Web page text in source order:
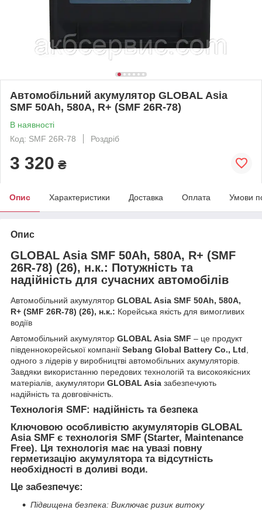
Автомобільний акумулятор GLOBAL Asia
SMF 50Ah, 580A, R+ (SMF 26R-78)
В наявності
Код: SMF 26R-78
Роздріб
3 320 ₴
Опис Характеристики Доставка Оплата Умови
Опис
GLOBAL Asia SMF 50Ah, 580A, R+ (SMF
26R-78) (26), н.к.: Потужність та
надійність для сучасних автомобілів
Автомобільний акумулятор GLOBAL Asia SMF 50Ah, 580A,
R+ (SMF 26R-78) (26), н.к.: Корейська якість для вимогливих
водіїв
Автомобільний акумулятор GLOBAL Asia SMF – це продукт
південнокорейської компанії Sebang Global Battery Co., Ltd,
одного з лідерів у виробництві автомобільних акумуляторів.
Завдяки використанню передових технологій та високоякісних
матеріалів, акумулятори GLOBAL Asia забезпечують
надійність та довговічність.
Технологія SMF: надійність та безпека
Ключовою особливістю акумуляторів GLOBAL
Asia SMF є технологія SMF (Starter, Maintenance
Free). Ця технологія має на увазі повну
герметизацію акумулятора та відсутність
необхідності в доливі води.
Це забезпечує:
Підвищена безпека: Виключає ризик витоку